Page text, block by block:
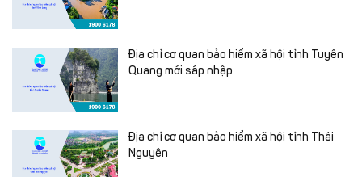
Địa chỉ cơ quan bảo hiểm xã hội tỉnh Tuyên
Quang mới sáp nhập
Địa chỉ cơ quan bảo hiểm xã hội tỉnh Thái
Nguyên